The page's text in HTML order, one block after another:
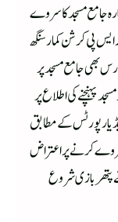
ساڑھے 6 بجے ٹیم دوبارہ جامع مسجد کا سروے
پی کرشن کمار سنگھ
بھی جامع مسجد پر
پہنچنے کی اطلاع پر
رپورٹس کے مطابق
کرنے پر اعتراض
پتھربازی شروع